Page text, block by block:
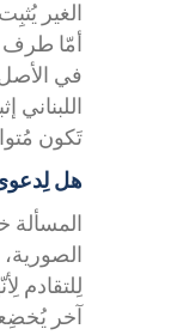
الغير
أمّا طرف
في الأصل
اللبناني
تَكون
هل
المسألة
لِلتقادم